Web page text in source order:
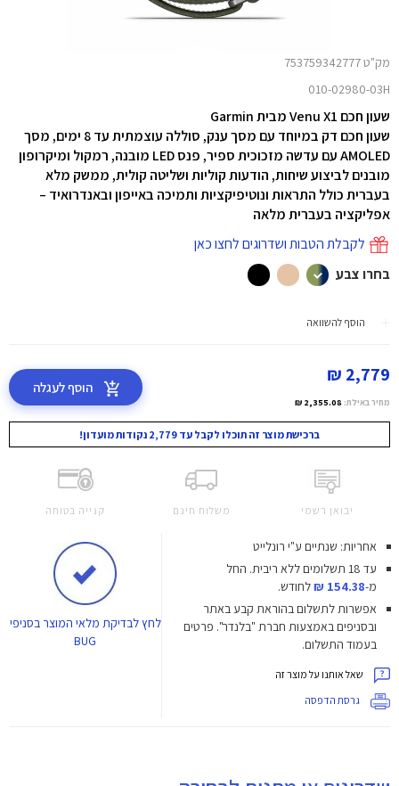
מק"ט 753759342777
010-02980-03H
שעון חכם Venu X1 מבית Garmin
שעון חכם דק במיוחד עם מסך ענק, סוללה עוצמתית עד 8 ימים, מסך
AMOLED עם עדשה מזכוכית ספיר, פנס LED מובנה, רמקול ומיקרופון
מובנים לביצוע שיחות, הודעות קוליות ושליטה קולית, ממשק מלא
בעברית כולל התראות ונוטיפיקציות ותמיכה באייפון ובאנדרואיד –
אפליקציה בעברית מלאה
לקבלת הטבות ושדרוגים לחצו כאן
בחרו צבע
הוסף להשוואה
2,779 ₪
מחיר באילת: 2,355.08 ₪
הוסף לעגלה
ברכישת מוצר זה תוכלו לקבל עד 2,779 נקודות מועדון!
יבואן רשמי משלוח חינם קנייה בטוחה
אחריות: שנתיים ע"י רונלייט
עד 18 תשלומים ללא ריבית.
החל
מ-154.38 ₪
לחודש.
אפשרות לתשלום בהוראת קבע באתר
ובסניפים באמצעות חברת "בלנדר". פרטים
בעמוד התשלום.
שאל אותנו על מוצר זה
גרסת הדפסה
לחץלבדיקת מלאי המוצר בסניפי
BUG